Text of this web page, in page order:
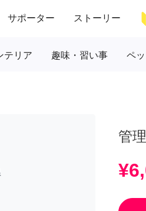
サポーター ストーリー
テリア 趣味・習い事 ペッ
管